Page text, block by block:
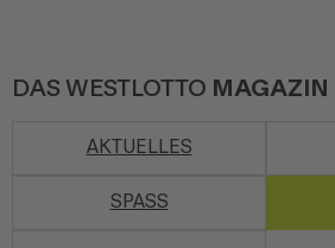
DAS WESTLOTTO MAGAZIN
AKTUELLES
SPASS